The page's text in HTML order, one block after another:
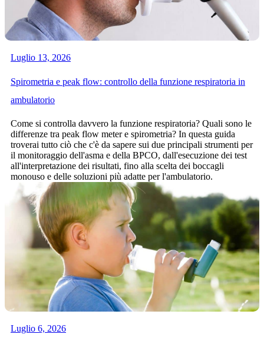
Luglio 13, 2026
Spirometria e peak flow: controllo della funzione respiratoria in
ambulatorio
Come si controlla davvero la funzione respiratoria? Quali sono le
differenze tra peak flow meter e spirometria? In questa guida
troverai tutto ciò che c'è da sapere sui due principali strumenti per
il monitoraggio dell'asma e della BPCO, dall'esecuzione dei test
all'interpretazione dei risultati, fino alla scelta dei boccagli
monouso e delle soluzioni più adatte per l'ambulatorio.
Luglio 6, 2026